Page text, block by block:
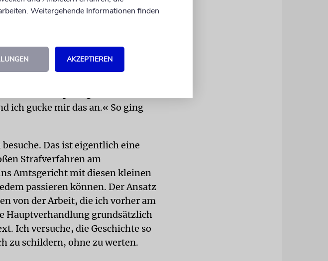
Auftreten.
nichtkoscheres Fleisch als
mitgeschrieben. Ich hatte
ich gucke mir das an.« So ging
Das ist eigentlich eine
Strafverfahren am
Amtsgericht mit diesen kleinen
passieren können. Der Ansatz
von der Arbeit, die ich vorher am
Hauptverhandlung grundsätzlich
Ich versuche, die Geschichte so
zu schildern, ohne zu werten.
Weitergehende Informationen finden
AKZEPTIEREN